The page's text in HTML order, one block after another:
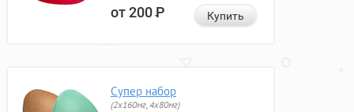
от 200Р Купить
Супер набор
(2х160мг, 4х80мг)